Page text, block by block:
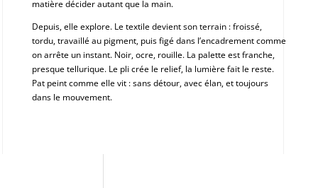
matière décider autant que la main.
Depuis, elle explore. Le textile devient son terrain : froissé,
tordu, travaillé au pigment, puis figé dans l’encadrement comme
on arrête un instant. Noir, ocre, rouille. La palette est franche,
presque tellurique. Le pli crée le relief, la lumière fait le reste.
Pat peint comme elle vit : sans détour, avec élan, et toujours
dans le mouvement.